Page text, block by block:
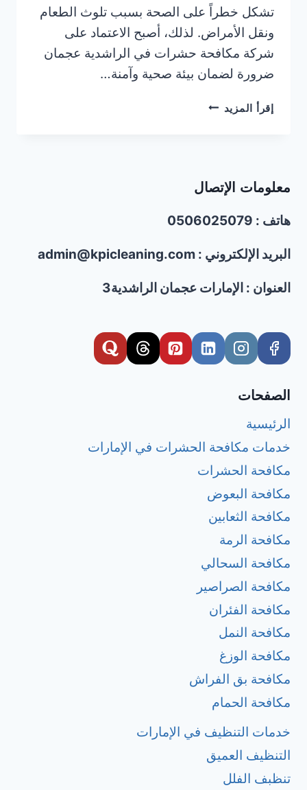
تشكل خطراً على الصحة بسبب تلوث الطعام
ونقل الأمراض. لذلك، أصبح الاعتماد على
شركة مكافحة حشرات في الراشدية عجمان
ضرورة لضمان بيئة صحية وآمنة…
إقرأ المزيد شركة
عجمان
معلومات الإتصال
هاتف : 0506025079
البريد الإلكتروني : admin@kpicleaning.com
العنوان : الإمارات عجمان الراشدية3
الصفحات
الرئيسية
خدمات مكافحة الحشرات في الإمارات
مكافحة الحشرات
مكافحة البعوض
مكافحة الثعابين
مكافحة الرمة
مكافحة السحالي
مكافحة الصراصير
مكافحة الفئران
مكافحة النمل
مكافحة الوزغ
مكافحة بق الفراش
مكافحة الحمام
خدمات التنظيف في الإمارات
التنظيف العميق
تنظبف الفلل